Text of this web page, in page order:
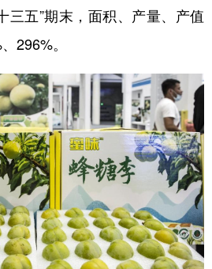
三五”期末，面积、产量、产值
296%。